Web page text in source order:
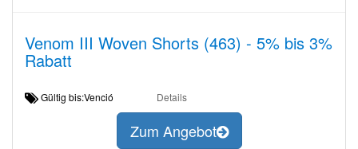
Venom III Woven Shorts (463) - 5% bis 3%
Rabatt
Gültig bis:Venció Details
Zum Angebot